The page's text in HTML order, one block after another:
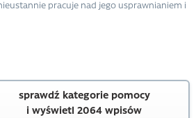
pracuje nad jego usprawnianiem i
sprawdź kategorie pomocy
i wyświetl 2064 wpisów